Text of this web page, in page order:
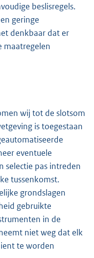
beslisregels.
geringe
denkbaar dat er
maatregelen
wij tot de slotsom
is toegestaan
eventuele
selectie pas intreden
tussenkomst.
grondslagen
gebruikte
in de
niet weg dat elk
te worden